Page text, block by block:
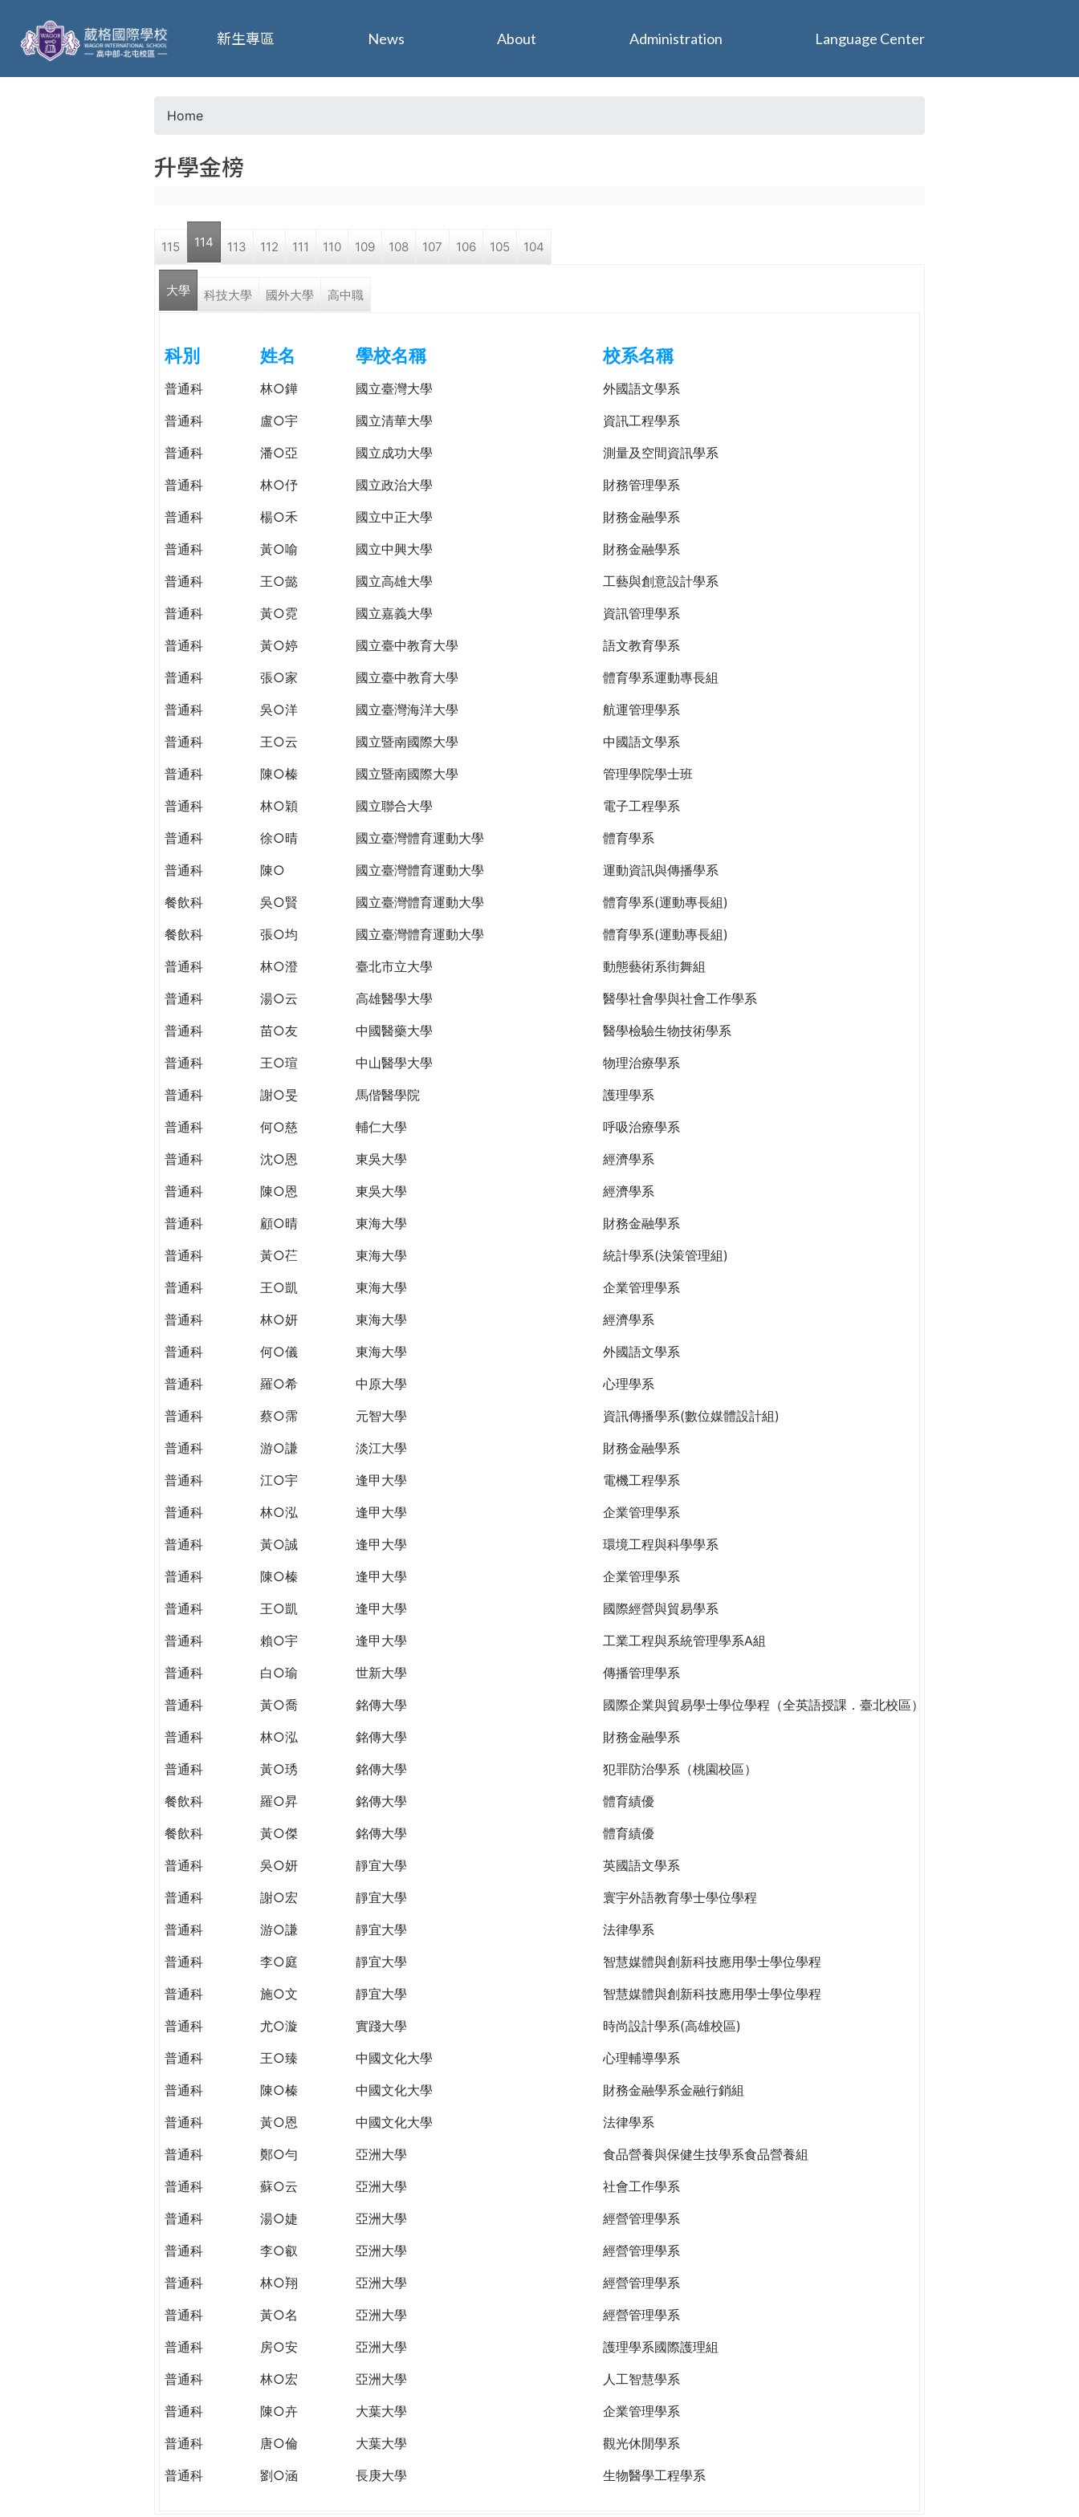
葳
格
o
a
r
e
r
e
Home
升學金榜
115 114 113 112 111 110 109 108 107 106 105 104
大學 科技大學 國外大學 高中職
科別 姓名 學校名稱 校系名稱
普通科 林○鏵 國立臺灣大學
外國語文學系
普通科
盧○宇 國立清華大學
資訊工程學系
普通科
潘○亞 國立成功大學
測量及空間資訊學系
普通科
林○伃 國立政治大學
財務管理學系
普通科
楊○禾 國立中正大學
財務金融學系
普通科
黃○喻 國立中興大學
財務金融學系
普通科
王○懿 國立高雄大學
工藝與創意設計學系
普通科
黃○霓 國立嘉義大學
資訊管理學系
普通科
黃○婷 國立臺中教育大學
語文教育學系
普通科
張○家 國立臺中教育大學
體育學系運動專長組
普通科
吳○洋 國立臺灣海洋大學
航運管理學系
普通科
王○云 國立暨南國際大學
中國語文學系
普通科
陳○榛 國立暨南國際大學
管理學院學士班
普通科
林○穎 國立聯合大學
電子工程學系
普通科
徐○晴 國立臺灣體育運動大學
體育學系
普通科
陳○ 國立臺灣體育運動大學
運動資訊與傳播學系
餐飲科
吳○賢 國立臺灣體育運動大學
體育學系(運動專長組)
餐飲科
張○均 國立臺灣體育運動大學
體育學系(運動專長組)
普通科
林○澄 臺北市立大學
動態藝術系街舞組
普通科
湯○云 高雄醫學大學
醫學社會學與社會工作學系
普通科
苗○友 中國醫藥大學
醫學檢驗生物技術學系
普通科
王○瑄 中山醫學大學
物理治療學系
普通科
謝○旻 馬偕醫學院
護理學系
普通科
何○慈 輔仁大學
呼吸治療學系
普通科
沈○恩 東吳大學
經濟學系
普通科
陳○恩 東吳大學
經濟學系
普通科
顧○晴 東海大學
財務金融學系
普通科
黃○芢 東海大學
統計學系(決策管理組)
普通科
王○凱 東海大學
企業管理學系
普通科
林○妍 東海大學
經濟學系
普通科
何○儀 東海大學
外國語文學系
普通科
羅○希 中原大學
心理學系
普通科
蔡○霈 元智大學
資訊傳播學系(數位媒體設計組)
普通科
游○謙 淡江大學
財務金融學系
普通科
江○宇 逢甲大學
電機工程學系
普通科
林○泓 逢甲大學
企業管理學系
普通科
黃○誠 逢甲大學
環境工程與科學學系
普通科
陳○榛 逢甲大學
企業管理學系
普通科
王○凱 逢甲大學
國際經營與貿易學系
普通科
賴○宇 逢甲大學
工業工程與系統管理學系A組
普通科
白○瑜 世新大學
傳播管理學系
普通科
黃○喬 銘傳大學
國際企業與貿易學士學位學程（全英語授課．臺北校區）
普通科
林○泓 銘傳大學
財務金融學系
普通科
黃○琇 銘傳大學
犯罪防治學系（桃園校區）
餐飲科
羅○昇 銘傳大學
體育績優
餐飲科
黃○傑 銘傳大學
體育績優
普通科
吳○妍 靜宜大學
英國語文學系
普通科
謝○宏 靜宜大學
寰宇外語教育學士學位學程
普通科
游○謙 靜宜大學
法律學系
普通科
李○庭 靜宜大學
智慧媒體與創新科技應用學士學位學程
普通科
施○文 靜宜大學
智慧媒體與創新科技應用學士學位學程
普通科
尤○漩 實踐大學
時尚設計學系(高雄校區)
普通科
王○臻 中國文化大學
心理輔導學系
普通科
陳○榛 中國文化大學
財務金融學系金融行銷組
普通科
黃○恩 中國文化大學
法律學系
普通科
鄭○勻 亞洲大學
食品營養與保健生技學系食品營養組
普通科
蘇○云 亞洲大學
社會工作學系
普通科
湯○婕 亞洲大學
經營管理學系
普通科
李○叡 亞洲大學
經營管理學系
普通科
林○翔 亞洲大學
經營管理學系
普通科
黃○名 亞洲大學
經營管理學系
普通科
房○安 亞洲大學
護理學系國際護理組
普通科
林○宏 亞洲大學
人工智慧學系
普通科
陳○卉 大葉大學
企業管理學系
普通科
唐○倫 大葉大學
觀光休閒學系
普通科
劉○涵 長庚大學 生物醫學工程學系
新生專區 News About Administration Language Center